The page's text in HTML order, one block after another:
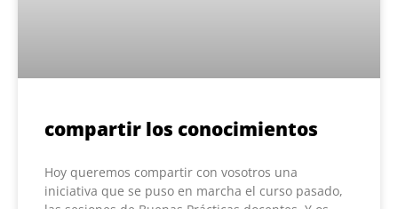
compartir los conocimientos
Hoy queremos compartir con vosotros una
iniciativa que se puso en marcha el curso pasado,